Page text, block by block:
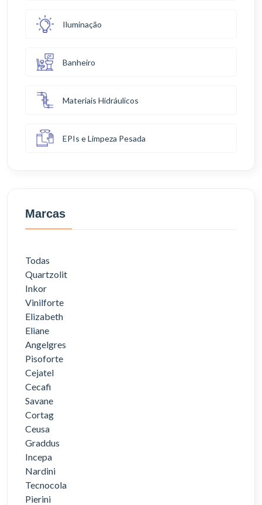
Iluminação
Banheiro
Materiais Hidráulicos
EPIs e Limpeza Pesada
Marcas
Todas
Quartzolit
Inkor
Vinilforte
Elizabeth
Eliane
Angelgres
Pisoforte
Cejatel
Cecafi
Savane
Cortag
Ceusa
Graddus
Incepa
Nardini
Tecnocola
Pierini